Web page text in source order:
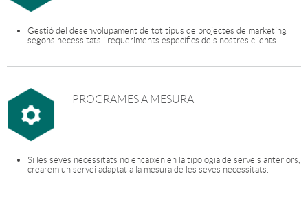
Gestió del desenvolupament de tot tipus de projectes de marketing
segons necessitats i requeriments específics dels nostres clients.
PROGRAMES A MESURA
Si les seves necessitats no encaixen en la tipologia de serveis anteriors,
crearem un servei adaptat a la mesura de les seves necessitats.